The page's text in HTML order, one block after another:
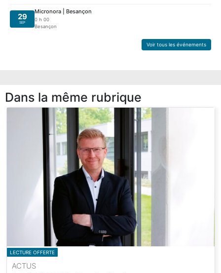
29
SEP
Micronora | Besançon
0 h 00
Besançon
Voir tous les événements
Dans la même rubrique
LECTURE OFFERTE
ACTUS